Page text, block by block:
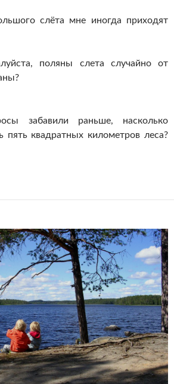
слёта мне иногда приходят
поляны слета случайно от
забавили раньше, насколько
пять квадратных километров леса?
местности от клещей?